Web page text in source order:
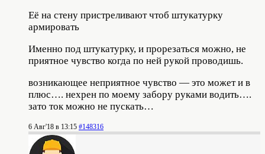
Её на стену пристреливают чтоб штукатурку
армировать
Именно под штукатурку, и прорезаться можно, не
приятное чувство когда по ней рукой проводишь.
возникающее неприятное чувство — это может и в
плюс…. нехрен по моему забору руками водить….
зато ток можно не пускать…
6 Авг'18 в 13:15 #148316